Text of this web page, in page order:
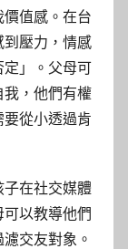
值感。在台
到壓力，情感
」。父母可
，他們有權
從小透過肯
在社交媒體
以教導他們
交友對象。